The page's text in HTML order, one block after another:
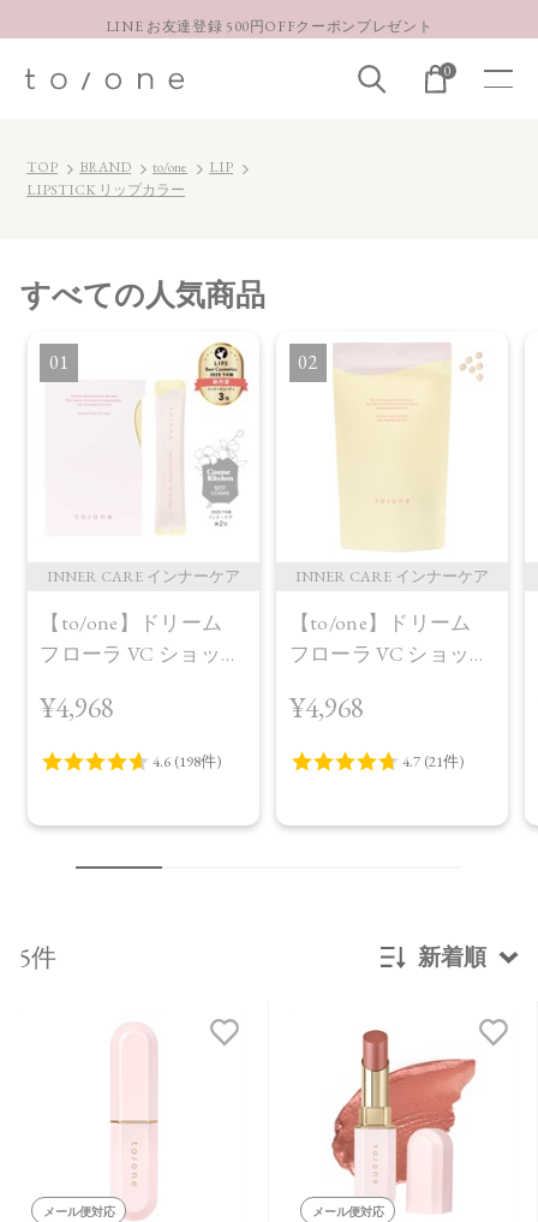
LINE お友達登録 500円OFFクーポンプレゼント
【重要】お盆期間中のお問い合わせと商品配送に関しまして
0
TOP BRAND to/one
LIP
LIPSTICK リップカラー
すべての人気商品
1
INNER CARE インナーケア
【to/one】ドリーム
フローラ VC ショット
¥4,968
2
INNER CARE インナーケア
【to/one】ドリーム
フローラ VC ショット
プラス＜限定品＞
¥4,968
5件 新着順
発売日順
価格が安い
価格が高い
レビューが多い順
メール便対応 メール便対応